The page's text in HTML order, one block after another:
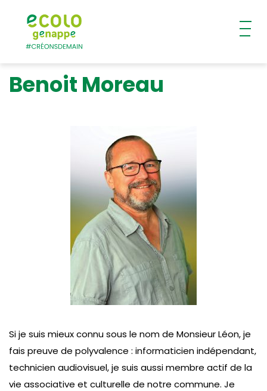
Ecolo – Genappe
Benoit Moreau
Si je suis mieux connu sous le nom de Monsieur Léon, je
fais preuve de polyvalence : informaticien indépendant,
technicien audiovisuel, je suis aussi membre actif de la
vie associative et culturelle de notre commune. Je